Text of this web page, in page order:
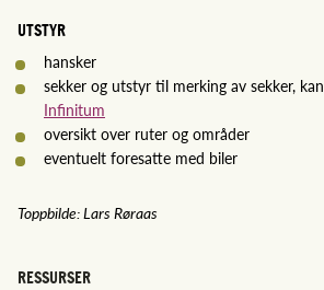
UTSTYR
hansker
sekker og utstyr til merking av sekker, kan
Infinitum
oversikt over ruter og områder
eventuelt foresatte med biler
Toppbilde: Lars Røraas
RESSURSER